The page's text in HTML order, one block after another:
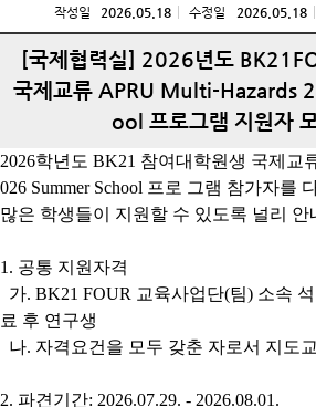
작성일 2026.05.18 수정일 2026.05.18
[국제협력실] 2026년도
국제교류 APRU Multi-Hazards
ool 프로그램 지원자
2026학년도 BK21 참여대학원생 국제교
026 Summer School 프로 그램 참가자를
많은 학생들이 지원할 수 있도록 널리
1. 공통 지원자격
가. BK21 FOUR 교육사업단(팀) 소속
료 후 연구생
나. 자격요건을 모두 갖춘 자로서 지도
2. 파견기간: 2026.07.29. - 2026.08.01.